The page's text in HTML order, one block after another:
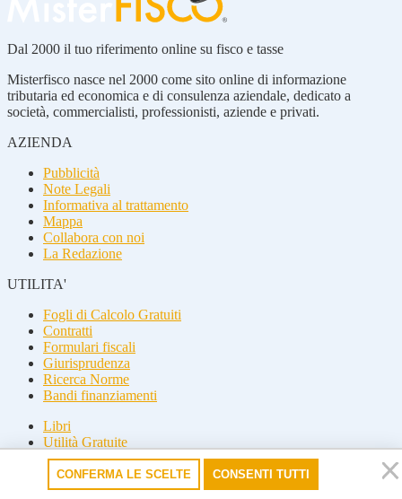
Dal 2000 il tuo riferimento online su fisco e tasse
Misterfisco nasce nel 2000 come sito online di informazione
tributaria ed economica e di consulenza aziendale, dedicato a
società, commercialisti, professionisti, aziende e privati.
AZIENDA
Pubblicità
Note Legali
Informativa al trattamento
Mappa
Collabora con noi
La Redazione
UTILITA'
Fogli di Calcolo Gratuiti
Contratti
Formulari fiscali
Giurisprudenza
Ricerca Norme
Bandi finanziamenti
Libri
Utilità Gratuite
Guide fiscali
Seguici
CONFERMA LE SCELTE CONSENTI TUTTI